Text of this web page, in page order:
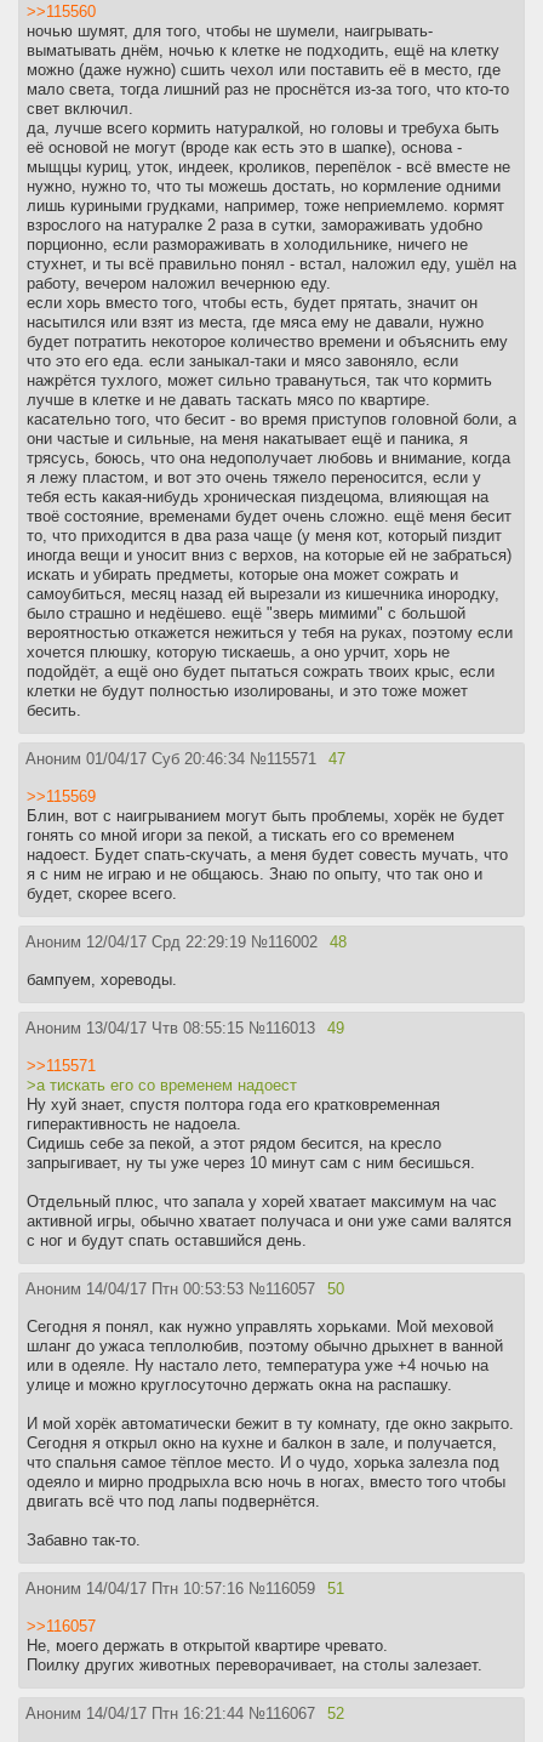
>>115560
ночью шумят, для того, чтобы не шумели, наигрывать-
выматывать днём, ночью к клетке не подходить, ещё на клетку
можно (даже нужно) сшить чехол или поставить её в место, где
мало света, тогда лишний раз не проснётся из-за того, что кто-то
свет включил.
да, лучше всего кормить натуралкой, но головы и требуха быть
её основой не могут (вроде как есть это в шапке), основа -
мыщцы куриц, уток, индеек, кроликов, перепёлок - всё вместе не
нужно, нужно то, что ты можешь достать, но кормление одними
лишь куриными грудками, например, тоже неприемлемо. кормят
взрослого на натуралке 2 раза в сутки, замораживать удобно
порционно, если размораживать в холодильнике, ничего не
стухнет, и ты всё правильно понял - встал, наложил еду, ушёл на
работу, вечером наложил вечернюю еду.
если хорь вместо того, чтобы есть, будет прятать, значит он
насытился или взят из места, где мяса ему не давали, нужно
будет потратить некоторое количество времени и объяснить ему
что это его еда. если заныкал-таки и мясо завоняло, если
нажрётся тухлого, может сильно травануться, так что кормить
лучше в клетке и не давать таскать мясо по квартире.
касательно того, что бесит - во время приступов головной боли, а
они частые и сильные, на меня накатывает ещё и паника, я
трясусь, боюсь, что она недополучает любовь и внимание, когда
я лежу пластом, и вот это очень тяжело переносится, если у
тебя есть какая-нибудь хроническая пиздецома, влияющая на
твоё состояние, временами будет очень сложно. ещё меня бесит
то, что приходится в два раза чаще (у меня кот, который пиздит
иногда вещи и уносит вниз с верхов, на которые ей не забраться)
искать и убирать предметы, которые она может сожрать и
самоубиться, месяц назад ей вырезали из кишечника инородку,
было страшно и недёшево. ещё "зверь мимими" с большой
вероятностью откажется нежиться у тебя на руках, поэтому если
хочется плюшку, которую тискаешь, а оно урчит, хорь не
подойдёт, а ещё оно будет пытаться сожрать твоих крыс, если
клетки не будут полностью изолированы, и это тоже может
бесить.
Аноним 01/04/17 Суб 20:46:34 №115571 47
>>115569
Блин, вот с наигрыванием могут быть проблемы, хорёк не будет
гонять со мной игори за пекой, а тискать его со временем
надоест. Будет спать-скучать, а меня будет совесть мучать, что
я с ним не играю и не общаюсь. Знаю по опыту, что так оно и
будет, скорее всего.
Аноним 12/04/17 Срд 22:29:19 №116002 48
бампуем, хореводы.
Аноним 13/04/17 Чтв 08:55:15 №116013 49
>>115571
>а тискать его со временем надоест
Ну хуй знает, спустя полтора года его кратковременная
гиперактивность не надоела.
Сидишь себе за пекой, а этот рядом бесится, на кресло
запрыгивает, ну ты уже через 10 минут сам с ним бесишься.
Отдельный плюс, что запала у хорей хватает максимум на час
активной игры, обычно хватает получаса и они уже сами валятся
с ног и будут спать оставшийся день.
Аноним 14/04/17 Птн 00:53:53 №116057 50
Сегодня я понял, как нужно управлять хорьками. Мой меховой
шланг до ужаса теплолюбив, поэтому обычно дрыхнет в ванной
или в одеяле. Ну настало лето, температура уже +4 ночью на
улице и можно круглосуточно держать окна на распашку.
И мой хорёк автоматически бежит в ту комнату, где окно закрыто.
Сегодня я открыл окно на кухне и балкон в зале, и получается,
что спальня самое тёплое место. И о чудо, хорька залезла под
одеяло и мирно продрыхла всю ночь в ногах, вместо того чтобы
двигать всё что под лапы подвернётся.
Забавно так-то.
Аноним 14/04/17 Птн 10:57:16 №116059 51
>>116057
Не, моего держать в открытой квартире чревато.
Поилку других животных переворачивает, на столы залезает.
Аноним 14/04/17 Птн 16:21:44 №116067 52